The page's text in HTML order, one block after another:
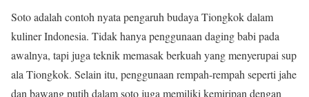
Soto adalah contoh nyata pengaruh budaya Tiongkok dalam
kuliner Indonesia. Tidak hanya penggunaan daging babi pada
awalnya, tapi juga teknik memasak berkuah yang menyerupai sup
ala Tiongkok. Selain itu, penggunaan rempah-rempah seperti jahe
dan bawang putih dalam soto juga memiliki kemiripan dengan